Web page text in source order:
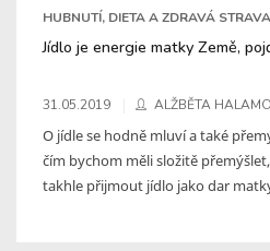
HUBNUTÍ, DIETA A ZDRAVÁ STRAVA
Jídlo je energie matky Země,
31.05.2019 ALŽBĚTA
O jídle se hodně mluví a také
čím bychom měli složitě
takhle přijmout jídlo jako dar